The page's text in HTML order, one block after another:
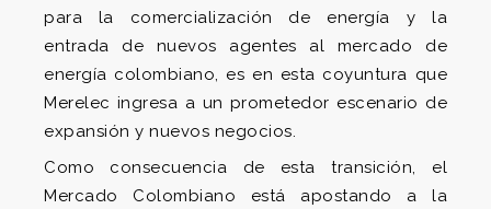
para la comercialización de energía y la
entrada de nuevos agentes al mercado de
energía colombiano, es en esta coyuntura que
Merelec ingresa a un prometedor escenario de
expansión y nuevos negocios.
Como consecuencia de esta transición, el
Mercado Colombiano está apostando a la